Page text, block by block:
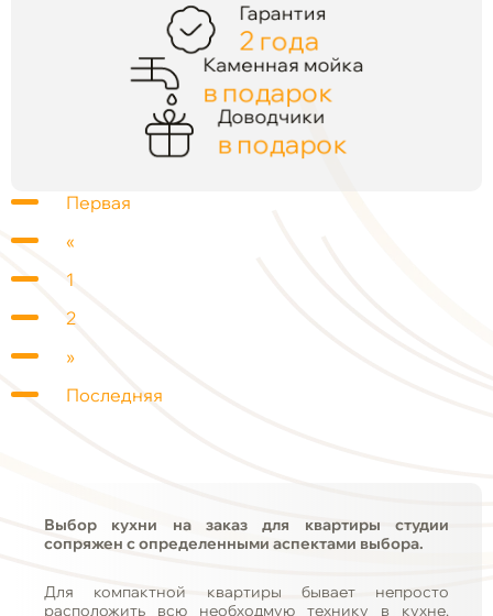
Гарантия
2 года
Каменная мойка
в подарок
Доводчики
в подарок
Первая
«
1
2
»
Последняя
Выбор кухни на заказ для квартиры студии
сопряжен с определенными аспектами выбора.
Для компактной квартиры бывает непросто
расположить всю необходмую технику в кухне.